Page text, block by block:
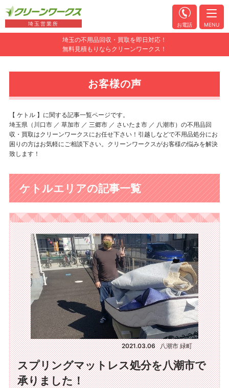
埼玉の不用品回収・買取を即日対応！
無料見積もりならクリーンワークス！
埼玉営業所 お電話 MENU
お客様の声
【 ケトル 】に関する記事一覧ページです。
埼玉県（川口市 ／ 草加市 ／ 三郷市 ／ さいたま市 ／ 八潮市）の不用品回
収・買取はクリーンワークスにお任せ下さい！引越しなどで不用品処分にお
困りの方はお気軽にご相談下さい。クリーンワークスがお客様の悩みを解決
致します！
ケトルエリアの記事一覧
2021.03.06 八潮市 緑町
スプリングマットレス処分を八潮市で
承りました！